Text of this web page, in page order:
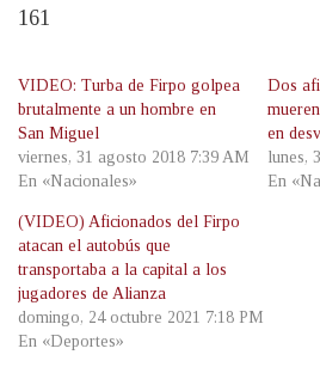
161
VIDEO: Turba de Firpo golpea
brutalmente a un hombre en
San Miguel
viernes, 31 agosto 2018 7:39 AM
En «Nacionales»
Dos
en
lunes,
En
(VIDEO) Aficionados del Firpo
atacan el autobús que
transportaba a la capital a los
jugadores de Alianza
domingo, 24 octubre 2021 7:18 PM
En «Deportes»